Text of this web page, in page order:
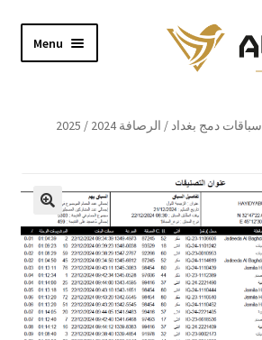
Menu
سباقات دمج بغداد / الرصافة 2024 / 2025